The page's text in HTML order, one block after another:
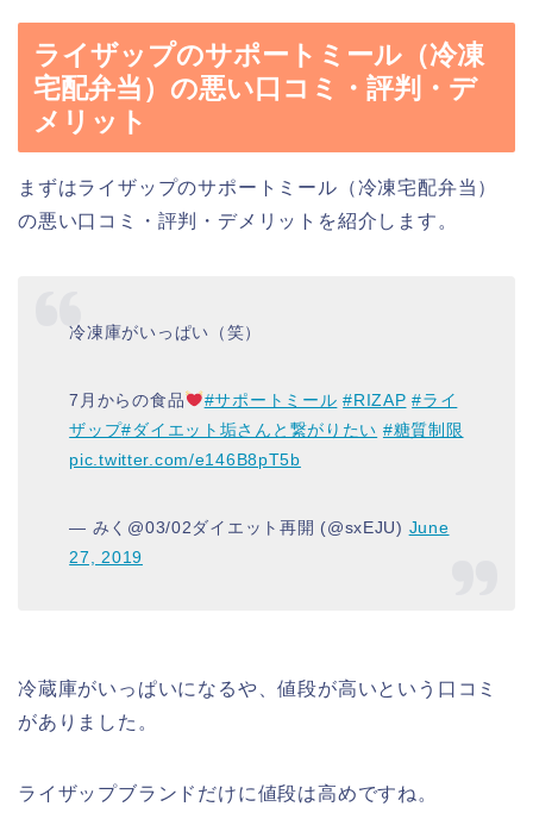
ライザップのサポートミール（冷凍
宅配弁当）の悪い口コミ・評判・デ
メリット
まずはライザップのサポートミール（冷凍宅配弁当）
の悪い口コミ・評判・デメリットを紹介します。
冷凍庫がいっぱい（笑）
7月からの食品 #サポートミール #RIZAP #ライ
ザップ#ダイエット垢さんと繋がりたい #糖質制限
pic.twitter.com/e146B8pT5b
— みく@03/02ダイエット再開 (@sxEJU) June
27, 2019
冷蔵庫がいっぱいになるや、値段が高いという口コミ
がありました。
ライザップブランドだけに値段は高めですね。